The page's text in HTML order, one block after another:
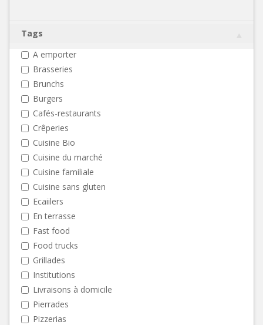
Tags
A emporter
Brasseries
Brunchs
Burgers
Cafés-restaurants
Crêperies
Cuisine Bio
Cuisine du marché
Cuisine familiale
Cuisine sans gluten
Ecaiilers
En terrasse
Fast food
Food trucks
Grillades
Institutions
Livraisons à domicile
Pierrades
Pizzerias